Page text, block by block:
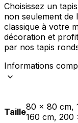
Choisissez un
non seulement de
classique à votre
décoration et
par nos tapis
Informations
Taille80 x 80 cm,
160 cm,